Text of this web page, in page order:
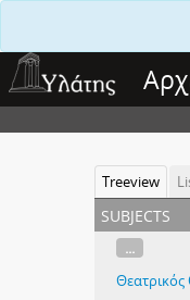
Treeview
subjects
...